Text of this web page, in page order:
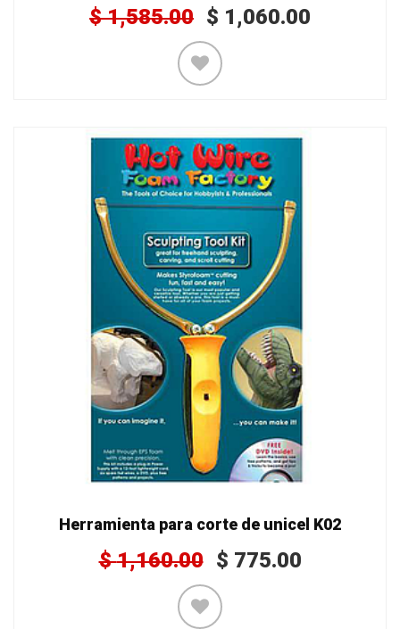
$1,585.00 $ 1,060.00
Herramienta para corte de unicel K02
$1,160.00 $ 775.00